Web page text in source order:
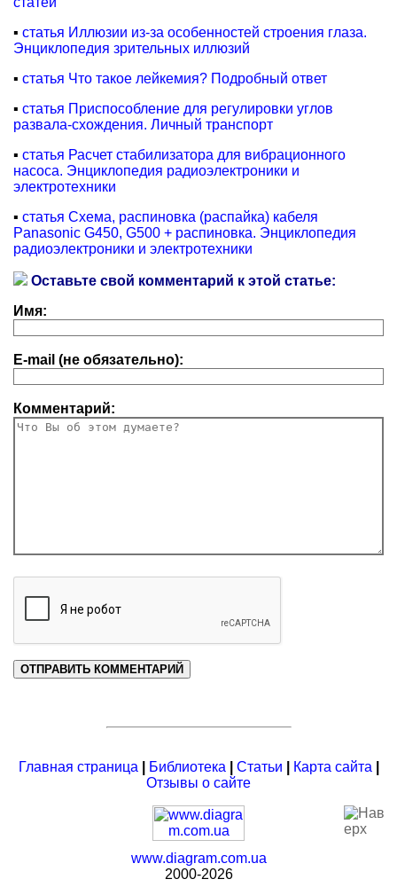
▪ статья Иллюзии из-за особенностей строения глаза.
Энциклопедия зрительных иллюзий
▪ статья Что такое лейкемия? Подробный ответ
▪ статья Приспособление для регулировки углов
развала-схождения. Личный транспорт
▪ статья Расчет стабилизатора для вибрационного
насоса. Энциклопедия радиоэлектроники и
электротехники
▪ статья Схема, распиновка (распайка) кабеля
Panasonic G450, G500 + распиновка. Энциклопедия
радиоэлектроники и электротехники
Оставьте свой комментарий к этой статье:
Имя:
E-mail (не обязательно):
Комментарий:
Главная страница Библиотека Статьи Карта сайта
Отзывы о сайте
www.diagram.com.ua
2000-2026